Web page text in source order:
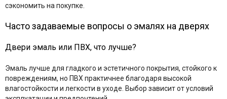
сэкономить на покупке.
Часто задаваемые вопросы о эмалях на дверях
Двери эмаль или ПВХ, что лучше?
Эмаль лучше для гладкого и эстетичного покрытия, стойкого к
повреждениям, но ПВХ практичнее благодаря высокой
влагостойкости и легкости в уходе. Выбор зависит от условий